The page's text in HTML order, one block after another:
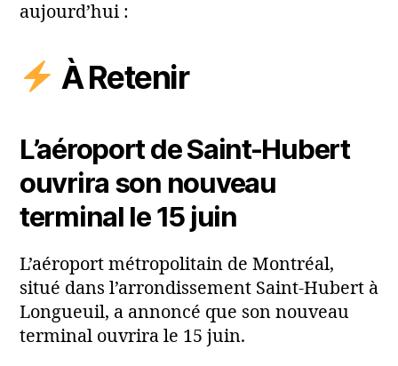
aujourd’hui :
À Retenir
L’aéroport de Saint-Hubert
ouvrira son nouveau
terminal le 15 juin
L’aéroport métropolitain de Montréal,
situé dans l’arrondissement Saint‑Hubert à
Longueuil, a annoncé que son nouveau
terminal ouvrira le 15 juin.